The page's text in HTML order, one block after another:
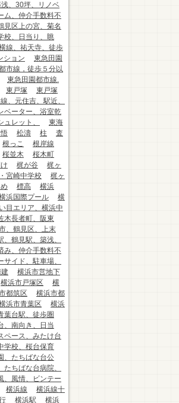
、30坪、リノベ
ム、仲介手数料不
見区上の宮、菊名
校、日当り、眺
線、祐天寺、徒歩
ション
東急田園
市線，徒歩５分以
東急田園都市線.
東戸塚
東戸塚
、元住吉、駅近、
ベーター、浴室乾
レット、
東海
松濤 柱
査
根っこ
根岸線
桜並木
桜木町
梶が谷
梶ヶ
宮崎中学校
梶ヶ
標高
横浜
浜国際プール
横
目エリア、横浜中
木長者町、阪東
、鶴見区、上末
鶴見駅、築浅、
み、仲介手数料不
イド、駐車場、
横浜市営地下
横浜市戸塚区
横
都筑区
横浜市都
浜市青葉区
横浜
葉台駅、徒歩圏
、南向き、日当
ペース、みたけ台
学校、桜台保育
、たちばな台公
たちばな台病院、
、風情、ビンテー
横浜線
横浜線十
横浜駅
横浜